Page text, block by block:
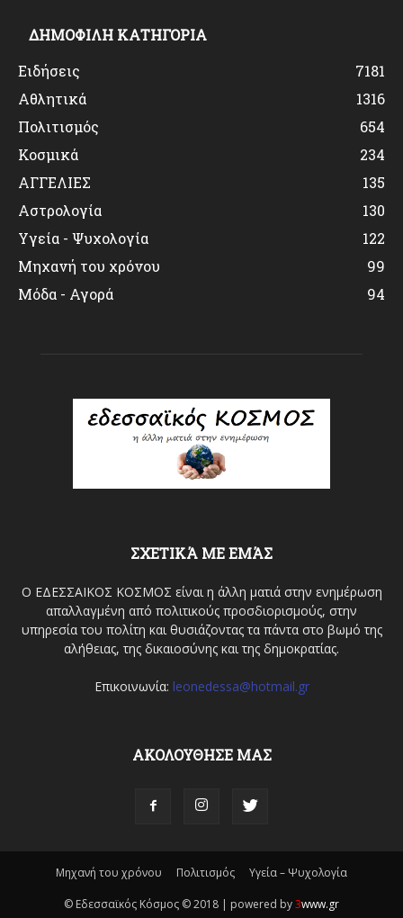
ΔΗΜΟΦΙΛΗ ΚΑΤΗΓΟΡΙΑ
Ειδήσεις
7181
Αθλητικά
1316
Πολιτισμός
654
Κοσμικά
234
ΑΓΓΕΛΙΕΣ
135
Αστρολογία
130
Υγεία - Ψυχολογία
122
Μηχανή του χρόνου
99
Μόδα - Αγορά
94
ΣΧΕΤΙΚΆ ΜΕ ΕΜΆΣ
Ο ΕΔΕΣΣΑΙΚΟΣ ΚΟΣΜΟΣ είναι η άλλη ματιά στην ενημέρωση
απαλλαγμένη από πολιτικούς προσδιορισμούς, στην
υπηρεσία του πολίτη και θυσιάζοντας τα πάντα στο βωμό της
αλήθειας, της δικαιοσύνης και της δημοκρατίας.
Επικοινωνία: leonedessa@hotmail.gr
ΑΚΟΛΟΥΘΗΣΕ ΜΑΣ
Μηχανή του χρόνου Πολιτισμός Υγεία – Ψυχολογία
© Εδεσσαϊκός Κόσμος © 2018 | powered by3www.gr